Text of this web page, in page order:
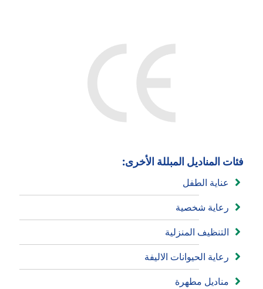
فئات المناديل المبللة الأخرى:
عناية الطفل
رعاية شخصية
التنظيف المنزلية
رعاية الحيوانات الاليفة
مناديل مطهرة